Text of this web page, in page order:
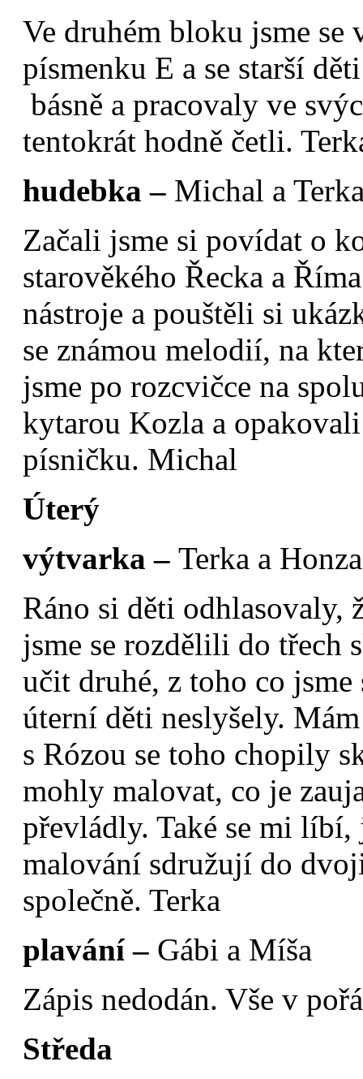
Ve druhém bloku jsme
písmenku E a se starší
básně a pracovaly ve
tentokrát hodně četli.
hudebka – Michal a
Začali jsme si povídat o
starověkého Řecka a
nástroje a pouštěli si
se známou melodií, na
jsme po rozcvičce na
kytarou Kozla a
písničku. Michal
Úterý
výtvarka – Terka a Honza
Ráno si děti odhlasovaly,
jsme se rozdělili do třech
učit druhé, z toho co
úterní děti neslyšely.
s Rózou se toho chopily
mohly malovat, co je
převládly. Také se mi
malování sdružují do
společně. Terka
plavání – Gábi a Míša
Zápis nedodán. Vše v
Středa